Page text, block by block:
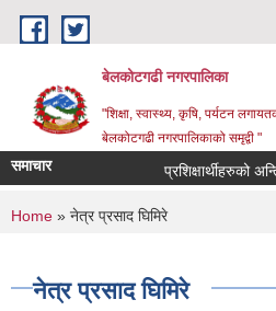
Skip to main content
बेलकोटगढी नगरपालिका
"शिक्षा, स्वास्थ्य, कृषि, पर्यटन
बेलकोटगढी नगरपालिकाको समृद्वी "
समाचार प्रशिक्षार्थीहरुको
You are here
Home » नेत्र प्रसाद घिमिरे
नेत्र प्रसाद घिमिरे